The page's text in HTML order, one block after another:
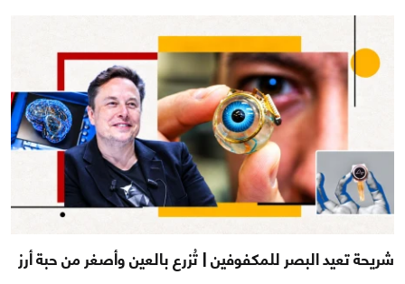
شريحة تعيد البصر للمكفوفين | تُزرع بالعين وأصغر من حبة أرز